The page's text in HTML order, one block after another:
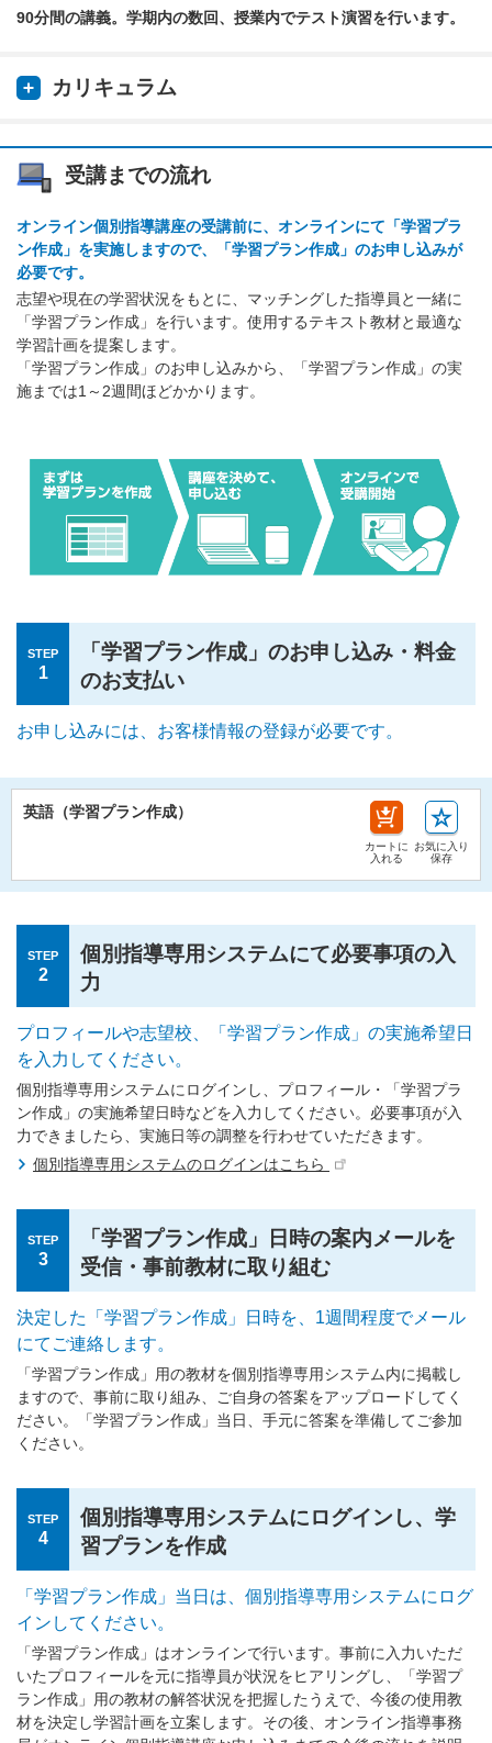
90分間の講義。学期内の数回、授業内でテスト演習を行います。
カリキュラム
受講までの流れ
オンライン個別指導講座の受講前に、オンラインにて「学習プラ
ン作成」を実施しますので、「学習プラン作成」のお申し込みが
必要です。
志望や現在の学習状況をもとに、マッチングした指導員と一緒に
「学習プラン作成」を行います。使用するテキスト教材と最適な
学習計画を提案します。
「学習プラン作成」のお申し込みから、「学習プラン作成」の実
施までは1～2週間ほどかかります。
STEP
1
「学習プラン作成」のお申し込み・料金
のお支払い
お申し込みには、お客様情報の登録が必要です。
英語（学習プラン作成）
カートに
入れる
お気に入り
保存
STEP
2
個別指導専用システムにて必要事項の入
力
プロフィールや志望校、「学習プラン作成」の実施希望日
を入力してください。
個別指導専用システムにログインし、プロフィール・「学習プラ
ン作成」の実施希望日時などを入力してください。必要事項が入
力できましたら、実施日等の調整を行わせていただきます。
個別指導専用システムのログインはこちら
STEP
3
「学習プラン作成」日時の案内メールを
受信・事前教材に取り組む
決定した「学習プラン作成」日時を、1週間程度でメール
にてご連絡します。
「学習プラン作成」用の教材を個別指導専用システム内に掲載し
ますので、事前に取り組み、ご自身の答案をアップロードしてく
ださい。「学習プラン作成」当日、手元に答案を準備してご参加
ください。
STEP
4
個別指導専用システムにログインし、学
習プランを作成
「学習プラン作成」当日は、個別指導専用システムにログ
インしてください。
「学習プラン作成」はオンラインで行います。事前に入力いただ
いたプロフィールを元に指導員が状況をヒアリングし、「学習プ
ラン作成」用の教材の解答状況を把握したうえで、今後の使用教
材を決定し学習計画を立案します。その後、オンライン指導事務